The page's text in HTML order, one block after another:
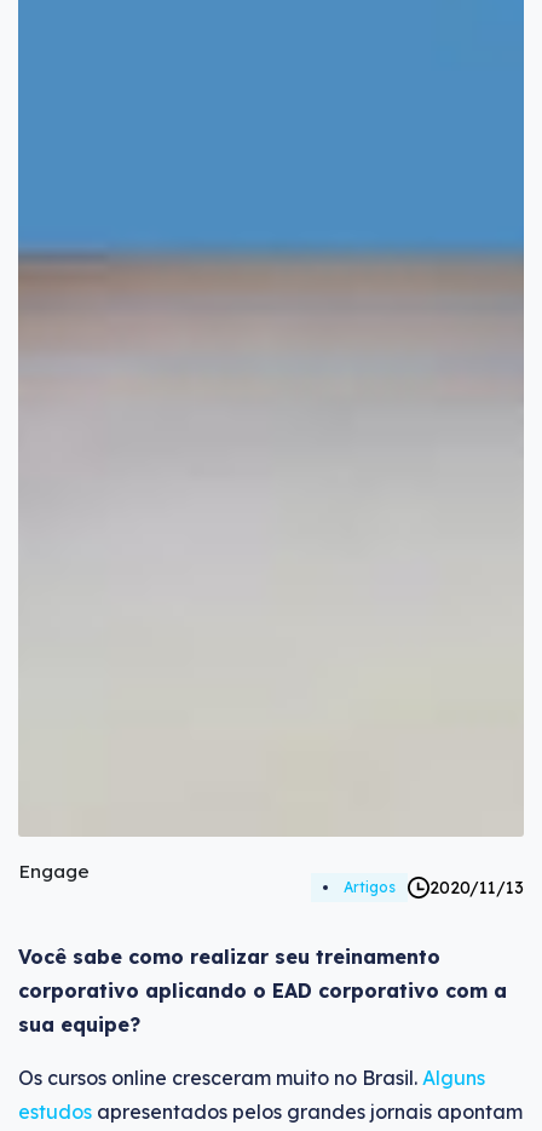
Engage
Artigos 2020/11/13
Você sabe como realizar seu treinamento
corporativo aplicando o EAD corporativo com a
sua equipe?
Os cursos online cresceram muito no Brasil. Alguns
estudos apresentados pelos grandes jornais apontam